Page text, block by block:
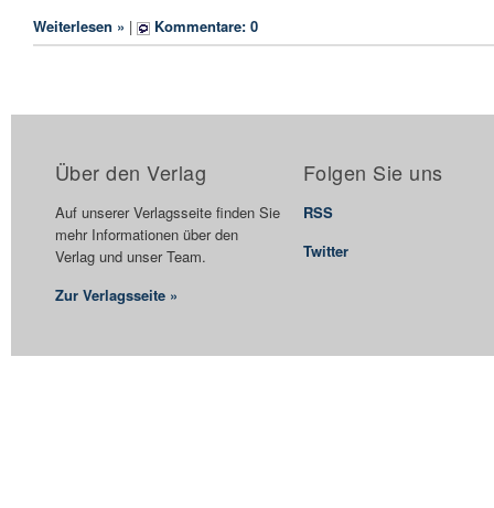
Weiterlesen » | Kommentare: 0
Über den Verlag
Auf unserer Verlagsseite finden Sie
mehr Informationen über den
Verlag und unser Team.
Zur Verlagsseite »
Folgen Sie uns
RSS
Twitter